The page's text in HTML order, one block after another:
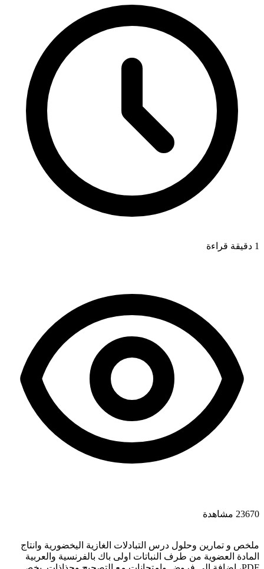
1 دقيقة قراءة
23670 مشاهدة
ملخص و تمارين وحلول درس التبادلات الغازية اليخضورية وانتاج
المادة العضوية من طرف النباتات اولى باك بالفرنسية والعربية